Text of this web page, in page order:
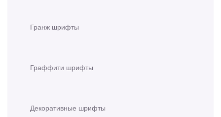
Гранж шрифты
Граффити шрифты
Декоративные шрифты